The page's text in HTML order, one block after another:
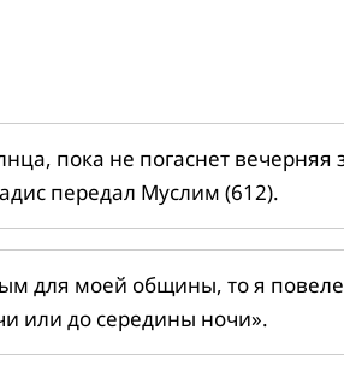
пока не погаснет
передал Муслим (612).
для моей общины, то я
или до середины ночи».